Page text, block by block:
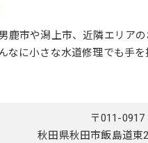
鹿市や潟上市、近隣エリア
なに小さな水道修理でも手を
〒011-0917
秋田県秋田市飯島道東